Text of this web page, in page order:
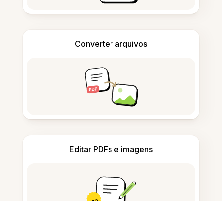
Converter arquivos
Editar PDFs e imagens